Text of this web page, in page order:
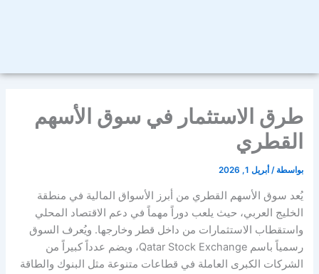
طرق الاستثمار في سوق الأسهم
القطري
بواسطة/أبريل 1, 2026
يُعد سوق الأسهم القطري من أبرز الأسواق المالية في منطقة
الخليج العربي، حيث يلعب دوراً مهماً في دعم الاقتصاد المحلي
واستقطاب الاستثمارات من داخل قطر وخارجها. ويُعرف السوق
رسمياً باسم Qatar Stock Exchange، ويضم عدداً كبيراً من
الشركات الكبرى العاملة في قطاعات متنوعة مثل البنوك والطاقة